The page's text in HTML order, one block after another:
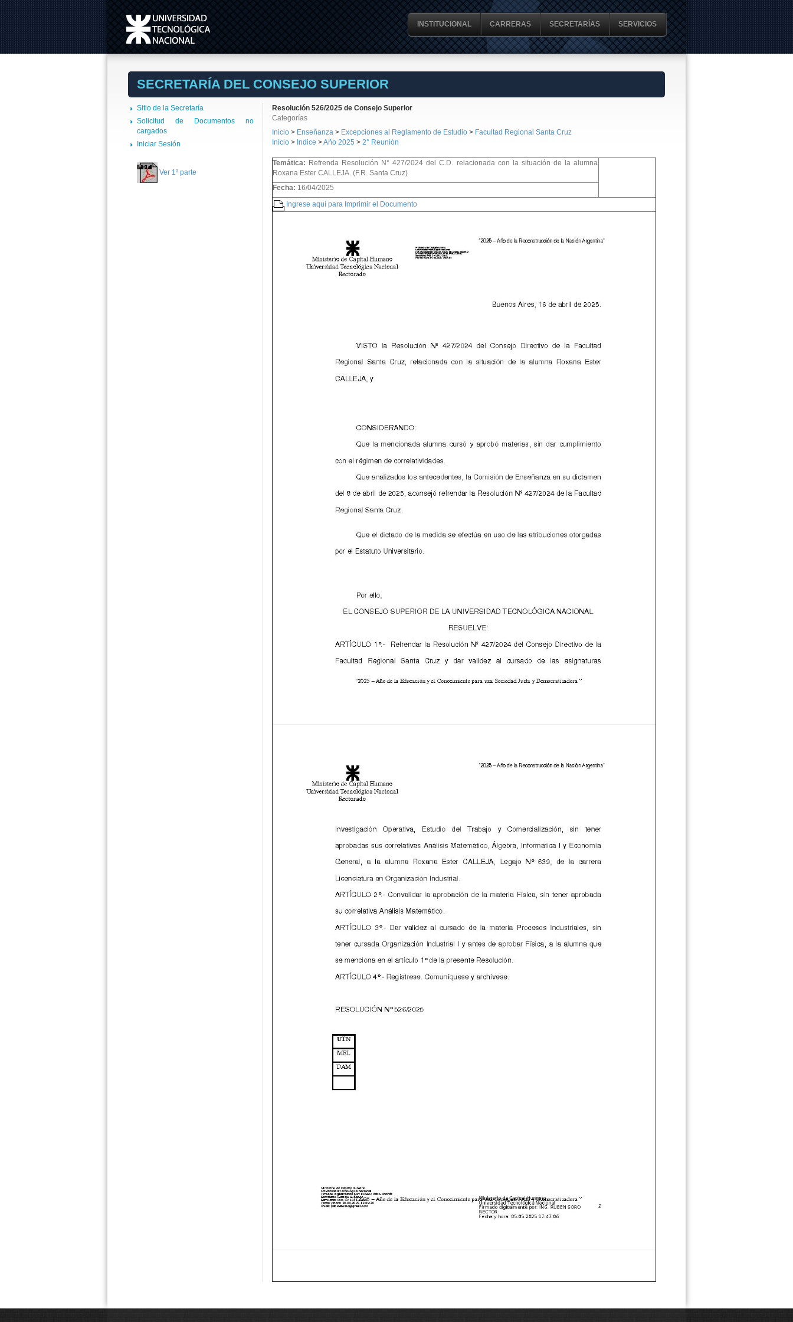
INSTITUCIONAL CARRERAS SECRETARÍAS SERVICIOS
SECRETARÍA DEL CONSEJO SUPERIOR
Sitio de la Secretaría
Solicitud de Documentos no
cargados
Iniciar Sesión
Ver 1ª parte
Resolución 526/2025 de Consejo Superior
Categorías
Inicio> Enseñanza > Excepciones al Reglamento de Estudio> Facultad Regional Santa Cruz
Inicio> Indice >Año 2025 > 2° Reunión
Temática: Refrenda Resolución N° 427/2024 del C.D. relacionada con la situación de la alumna
Roxana Ester CALLEJA. (F.R. Santa Cruz)
Fecha: 16/04/2025
Ingrese aquí para Imprimir el Documento